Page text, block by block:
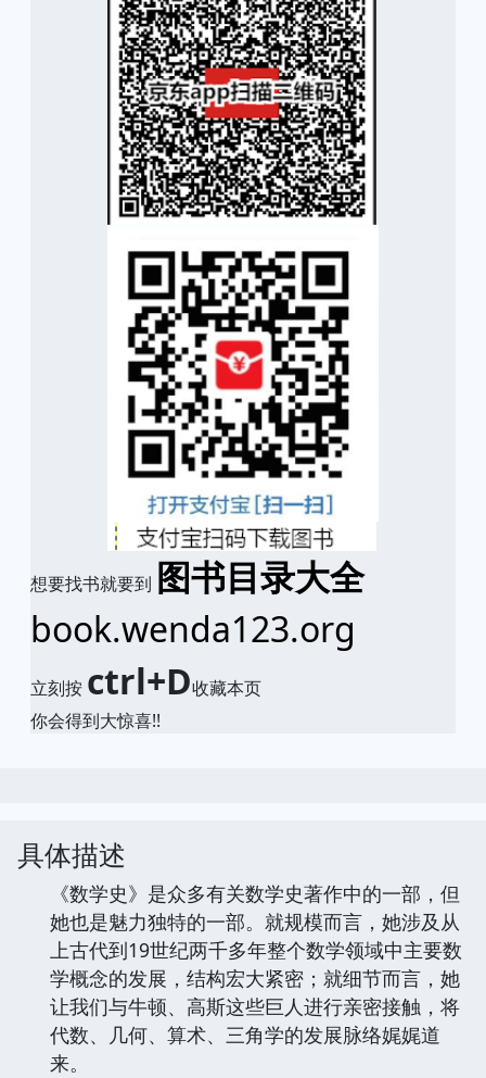
想要找书就要到 图书目录大全
book.wenda123.org
立刻按 ctrl+D收藏本页
你会得到大惊喜!!
具体描述
《数学史》是众多有关数学史著作中的一部，但
她也是魅力独特的一部。就规模而言，她涉及从
上古代到19世纪两千多年整个数学领域中主要数
学概念的发展，结构宏大紧密；就细节而言，她
让我们与牛顿、高斯这些巨人进行亲密接触，将
代数、几何、算术、三角学的发展脉络娓娓道
来。